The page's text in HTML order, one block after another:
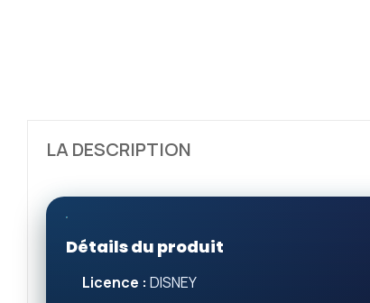
LA DESCRIPTION
Détails du produit
Licence : DISNEY